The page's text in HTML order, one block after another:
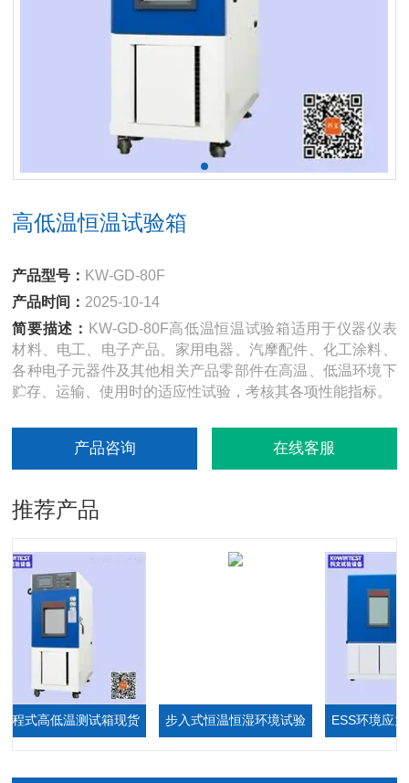
高低温恒温试验箱
产品型号： KW-GD-80F
产品时间： 2025-10-14
简要描述： KW-GD-80F高低温恒温试验箱适用于仪器仪表
材料、电工、电子产品、家用电器、汽摩配件、化工涂料、
各种电子元器件及其他相关产品零部件在高温、低温环境下
贮存、运输、使用时的适应性试验，考核其各项性能指标。
产品咨询 在线客服
推荐产品
式高低温测试箱现货 步入式恒温恒湿环境试验 ESS环境应力筛